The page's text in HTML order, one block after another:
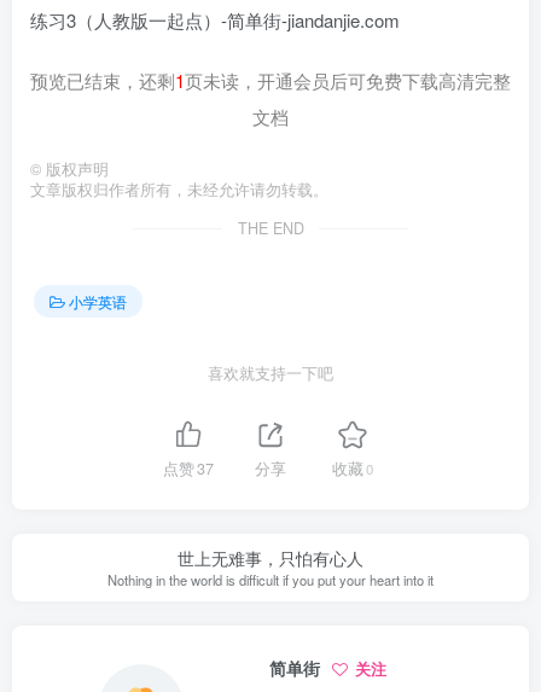
预览已结束，还剩1页未读，开通会员后可免费下载高清完整
文档
© 版权声明
文章版权归作者所有，未经允许请勿转载。
THE END
小学英语
喜欢就支持一下吧
点赞37 分享 收藏0
世上无难事，只怕有心人
Nothing in the world is difficult if you put your heart into it
简单街 关注